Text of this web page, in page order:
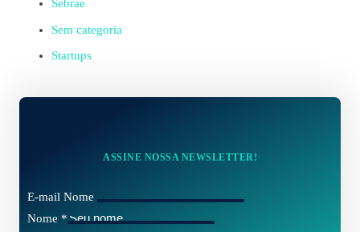
Sebrae
Sem categoria
Startups
ASSINE NOSSA NEWSLETTER!
E-mail Nome
Nome *